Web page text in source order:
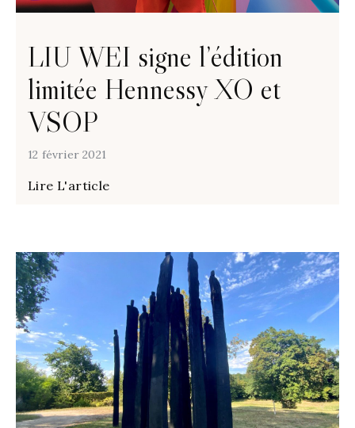
LIU WEI signe l’édition
limitée Hennessy XO et
VSOP
12 février 2021
Lire L'article